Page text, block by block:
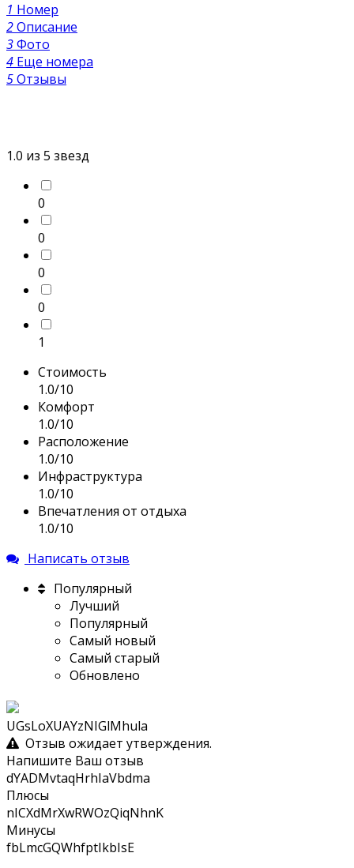
1 Номер
2Описание
3Фото
4 Еще номера
5Отзывы
1.0 из 5 звезд
0
0
0
0
1
Стоимость
1.0/10
Комфорт
1.0/10
Расположение
1.0/10
Инфраструктура
1.0/10
Впечатления от отдыха
1.0/10
Написать отзыв
Популярный
Лучший
Популярный
Самый новый
Самый старый
Обновлено
UGsLoXUAYzNIGlMhula
Отзыв ожидает утверждения.
Напишите Ваш отзыв
dYADMvtaqHrhIaVbdma
Плюсы
nICXdMrXwRWOzQiqNhnK
Минусы
fbLmcGQWhfptIkbIsE